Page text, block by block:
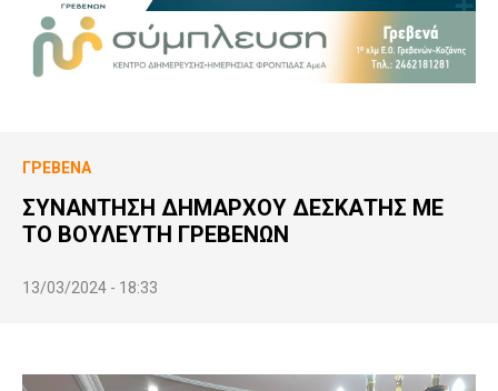
ΓΡΕΒΕΝΆ
ΣΥΝΑΝΤΗΣΗ ΔΗΜΑΡΧΟΥ ΔΕΣΚΑΤΗΣ ME
ΤΟ ΒΟΥΛΕΥΤΗ ΓΡΕΒΕΝΩΝ
13/03/2024 - 18:33